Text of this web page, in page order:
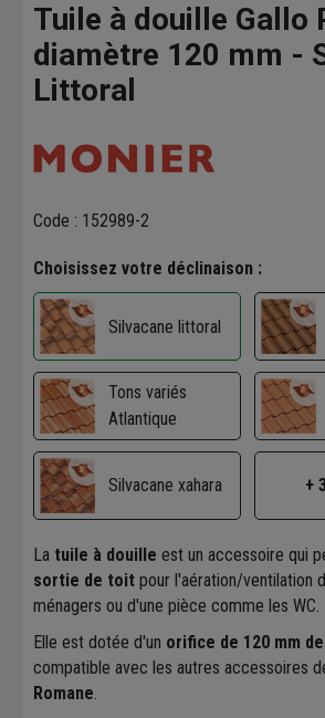
Tuile à douille Gallo
diamètre 120 mm -
Littoral
Code : 152989-2
Choisissez votre déclinaison :
Silvacane littoral
Tons variés
Atlantique
Silvacane xahara +
La tuile à douille est un accessoire qui
sortie de toit pour l'aération/ventilation
ménagers ou d'une pièce comme les WC.
Elle est dotée d'un orifice de 120 mm
compatible avec les autres accessoires
Romane.